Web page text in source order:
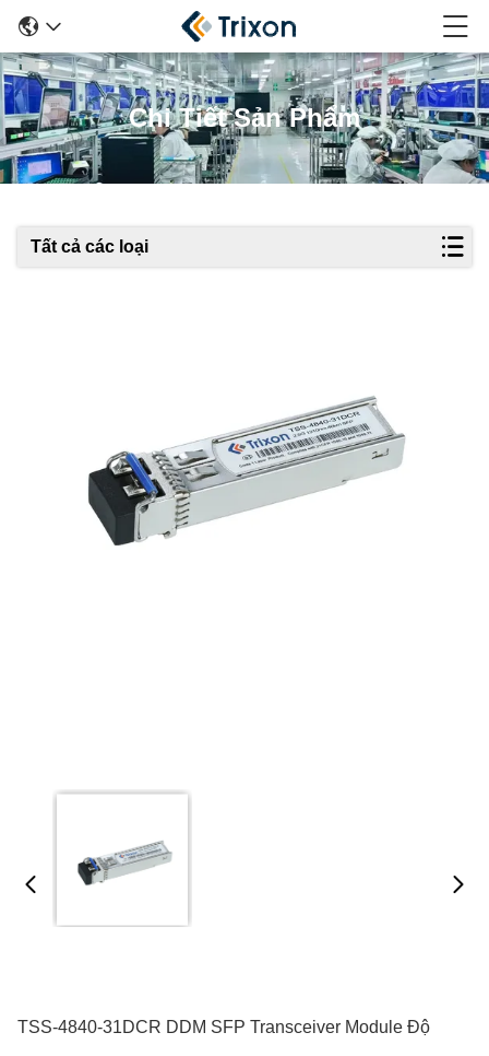
Chi Tiết Sản Phẩm
Tất cả các loại
TSS-4840-31DCR DDM SFP Transceiver Module Độ